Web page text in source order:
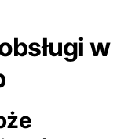
w